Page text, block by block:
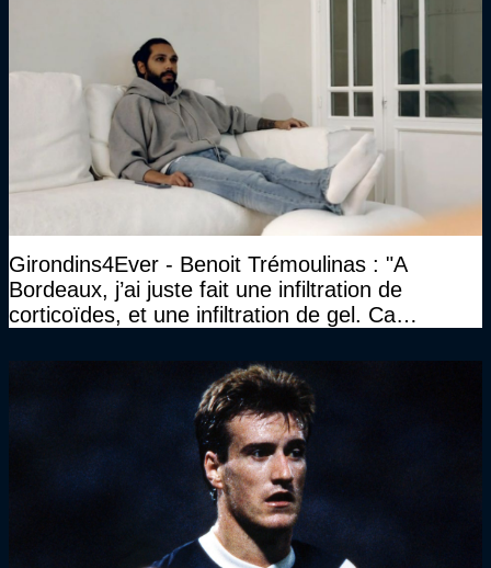
Girondins4Ever - Benoit Trémoulinas : "A
Bordeaux, j’ai juste fait une infiltration de
corticoïdes, et une infiltration de gel. Ca